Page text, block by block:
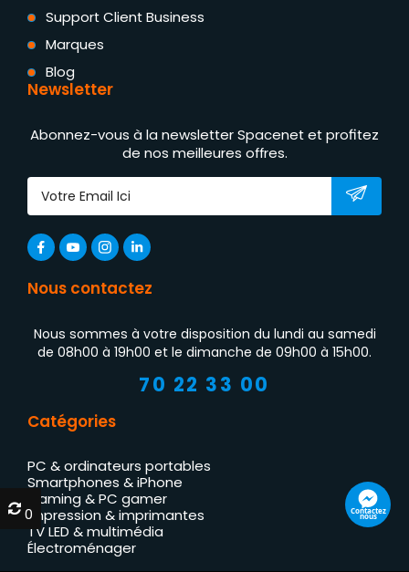
Support Client Business
Marques
Blog
Newsletter
Abonnez-vous à la newsletter Spacenet et profitez
de nos meilleures offres.
Nous contactez
Nous sommes à votre disposition du lundi au samedi
de 08h00 à 19h00 et le dimanche de 09h00 à 15h00.
70 22 33 00
Catégories
PC & ordinateurs portables
Smartphones & iPhone
Gaming & PC gamer
Impression & imprimantes
TV LED & multimédia
Électroménager
Contactez
nous
0
0